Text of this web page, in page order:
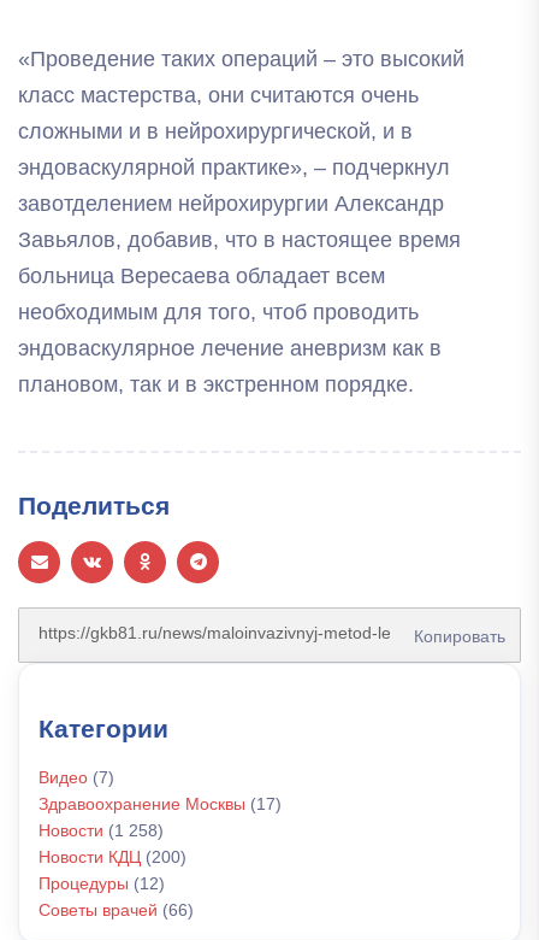
«Проведение таких операций – это высокий
класс мастерства, они считаются очень
сложными и в нейрохирургической, и в
эндоваскулярной практике», – подчеркнул
завотделением нейрохирургии Александр
Завьялов, добавив, что в настоящее время
больница Вересаева обладает всем
необходимым для того, чтоб проводить
эндоваскулярное лечение аневризм как в
плановом, так и в экстренном порядке.
Поделиться
Копировать
Категории
Видео (7)
Здравоохранение Москвы (17)
Новости (1 258)
Новости КДЦ (200)
Процедуры (12)
Советы врачей (66)